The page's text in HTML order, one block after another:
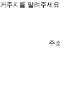
거주지를 알려주세요.
주